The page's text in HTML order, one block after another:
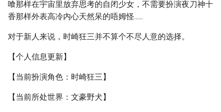
喰那样在宇宙里放弃思考的自闭少女，不需要扮演夜刀神十
香那样外表高冷内心天然呆的唔姆怪......
对于新人来说，时崎狂三并不算个不尽人意的选择。
【个人信息更新】
【当前扮演角色：时崎狂三】
【当前所处世界：文豪野犬】